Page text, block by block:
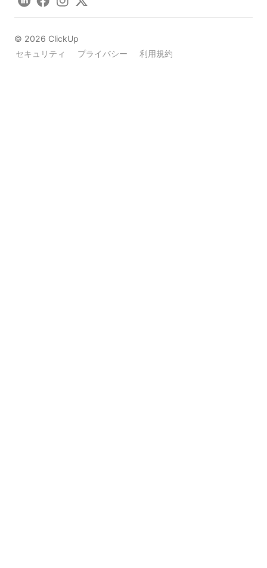
LinkedInFacebook
Instagram
Twitter
© 2026 ClickUp
セキュリティ
プライバシー 利用規約